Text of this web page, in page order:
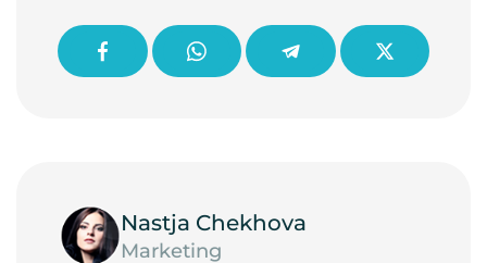
Nastja Chekhova
Marketing